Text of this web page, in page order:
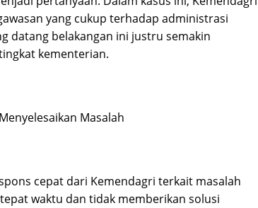
yang cukup terhadap administrasi
datang belakangan ini justru semakin
kementerian.
Masalah
cepat dari Kemendagri terkait masalah
waktu dan tidak memberikan solusi